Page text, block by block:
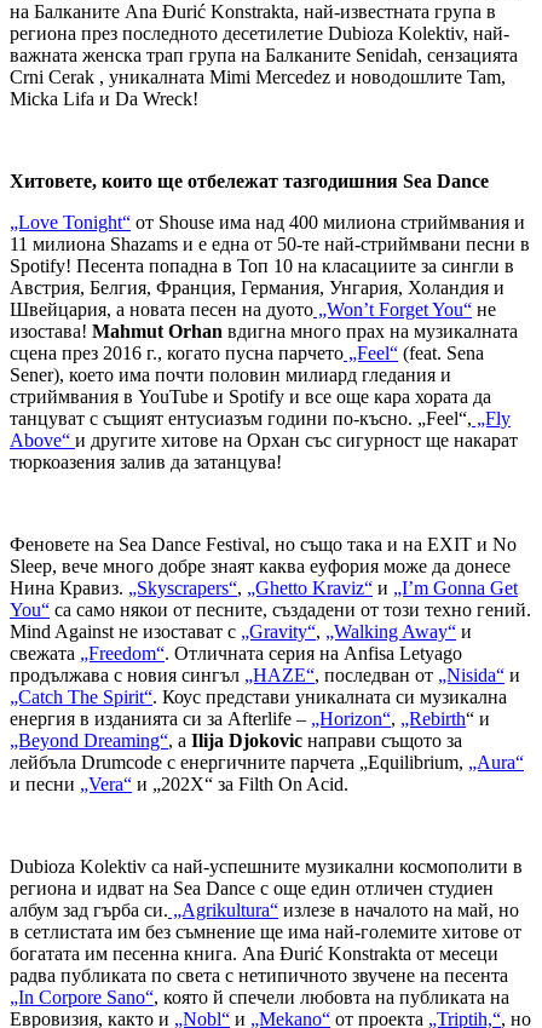
на Балканите Ana Đurić Konstrakta, най-известната група в
региона през последното десетилетие Dubioza Kolektiv, най-
важната женска трап група на Балканите Senidah, сензацията
Crni Cerak , уникалната Mimi Mercedez и новодошлите Tam,
Micka Lifa и Da Wreck!
Хитовете, които ще отбележат тазгодишния Sea Dance
„Love Tonight“ от Shouse има над 400 милиона стриймвания и
11 милиона Shazams и е една от 50-те най-стриймвани песни в
Spotify! Песента попадна в Топ 10 на класациите за сингли в
Австрия, Белгия, Франция, Германия, Унгария, Холандия и
Швейцария, а новата песен на дуото „Won’t Forget You“ не
изостава! Mahmut Orhan вдигна много прах на музикалната
сцена през 2016 г., когато пусна парчето „Feel“ (feat. Sena
Sener), което има почти половин милиард гледания и
стриймвания в YouTube и Spotify и все още кара хората да
танцуват с същият ентусиазъм години по-късно. „Feel“, „Fly
Above“ и другите хитове на Орхан със сигурност ще накарат
тюркоазения залив да затанцува!
Феновете на Sea Dance Festival, но също така и на EXIT и No
Sleep, вече много добре знаят каква еуфория може да донесе
Нина Кравиз. „Skyscrapers“, „Ghetto Kraviz“ и „I’m Gonna Get
You“ са само някои от песните, създадени от този техно гений.
Mind Against не изостават с „Gravity“, „Walking Away“ и
свежата „Freedom“. Отличната серия на Anfisa Letyago
продължава с новия сингъл „HAZE“, последван от „Nisida“ и
„Catch The Spirit“. Коус представи уникалната си музикална
енергия в изданията си за Afterlife – „Horizon“, „Rebirth“ и
„Beyond Dreaming“, а Ilija Djokovic направи същото за
лейбъла Drumcode с енергичните парчета „Equilibrium, „Aura“
и песни „Vera“ и „202X“ за Filth On Acid.
Dubioza Kolektiv са най-успешните музикални космополити в
региона и идват на Sea Dance с още един отличен студиен
албум зад гърба си. „Agrikultura“ излезе в началото на май, но
в сетлистата им без съмнение ще има най-големите хитове от
богатата им песенна книга. Ana Đurić Konstrakta от месеци
радва публиката по света с нетипичното звучене на песента
„In Corpore Sano“, която й спечели любовта на публиката на
Евровизия, както и „Nobl“ и „Mekano“ от проекта „Triptih,“, но